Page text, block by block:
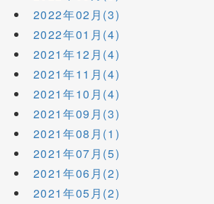
2022年02月(3)
2022年01月(4)
2021年12月(4)
2021年11月(4)
2021年10月(4)
2021年09月(3)
2021年08月(1)
2021年07月(5)
2021年06月(2)
2021年05月(2)